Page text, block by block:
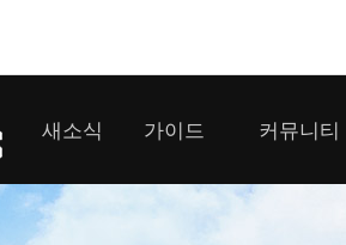
배틀그라운드
새소식
공지사항
가이드
게임 가이드
커뮤니티